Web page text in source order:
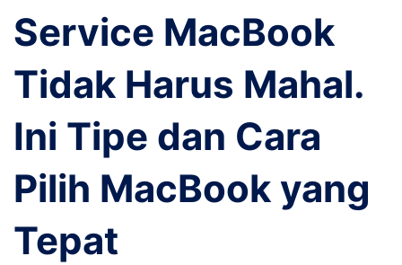
Service MacBook
Tidak Harus Mahal.
Ini Tipe dan Cara
Pilih MacBook yang
Tepat